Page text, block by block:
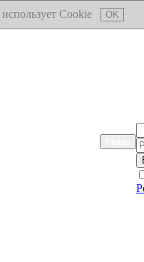
использует Cookie OK